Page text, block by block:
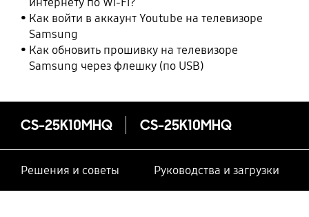
Как войти в аккаунт Youtube на телевизоре
Samsung
Как обновить прошивку на телевизоре
Samsung через флешку (по USB)
CS-25K10MHQ CS-25K10MHQ
Решения и советы Руководства и загрузки